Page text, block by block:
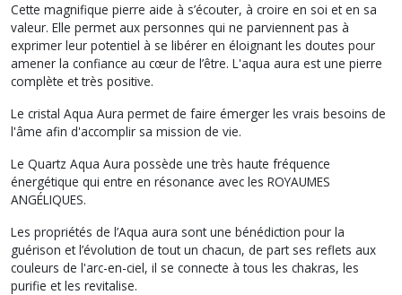
Cette magnifique pierre aide à s’écouter, à croire en soi et en sa
valeur. Elle permet aux personnes qui ne parviennent pas à
exprimer leur potentiel à se libérer en éloignant les doutes pour
amener la confiance au cœur de l’être. L'aqua aura est une pierre
complète et très positive.
Le cristal Aqua Aura permet de faire émerger les vrais besoins de
l'âme afin d'accomplir sa mission de vie.
Le Quartz Aqua Aura possède une très haute fréquence
énergétique qui entre en résonance avec les ROYAUMES
ANGÉLIQUES.
Les propriétés de l’Aqua aura sont une bénédiction pour la
guérison et l’évolution de tout un chacun, de part ses reflets aux
couleurs de l'arc-en-ciel, il se connecte à tous les chakras, les
purifie et les revitalise.